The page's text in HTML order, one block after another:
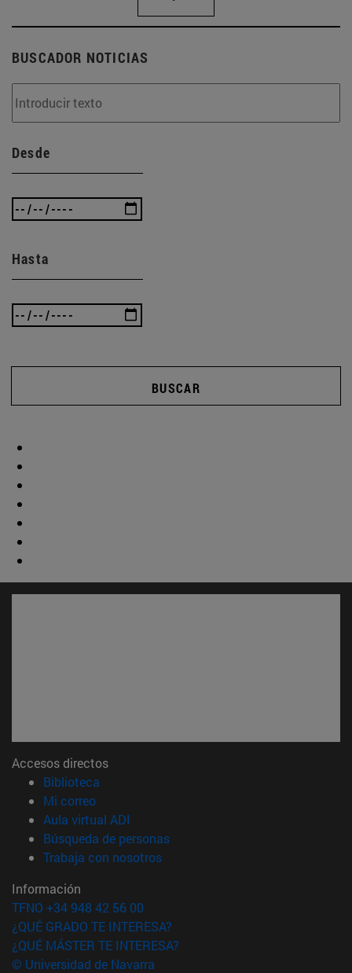
BUSCADOR NOTICIAS
Desde
Hasta
BUSCAR
Accesos directos
Biblioteca
Mi correo(abre en nueva ventana)
Aula virtual ADI
Búsqueda de personas(abre en nueva ventana)
Trabaja con nosotros(abre en nueva ventana)
Información
TFNO +34 948 42 56 00
¿QUÉ GRADO TE INTERESA?
¿QUÉ MÁSTER TE INTERESA?
© Universidad de Navarra